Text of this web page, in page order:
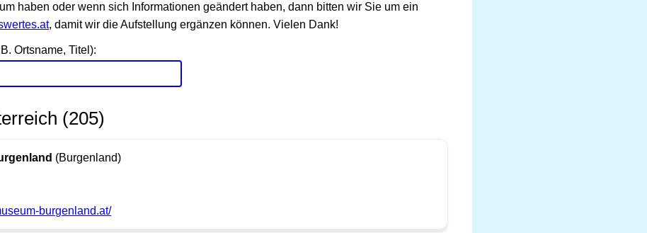
haben oder wenn sich Informationen geändert haben, dann bitten wir Sie um ein
, damit wir die Aufstellung ergänzen können. Vielen Dank!
Ortsname, Titel):
(205)
(Burgenland)
burgenland.at/